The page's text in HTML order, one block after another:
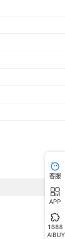
客服
APP
1688
AIBUY